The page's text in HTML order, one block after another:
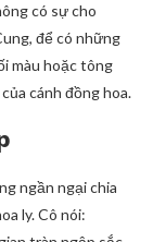
có sự cho
để có những
màu hoặc tông
cánh đồng hoa.
ngần ngại chia
ly. Cô nói: